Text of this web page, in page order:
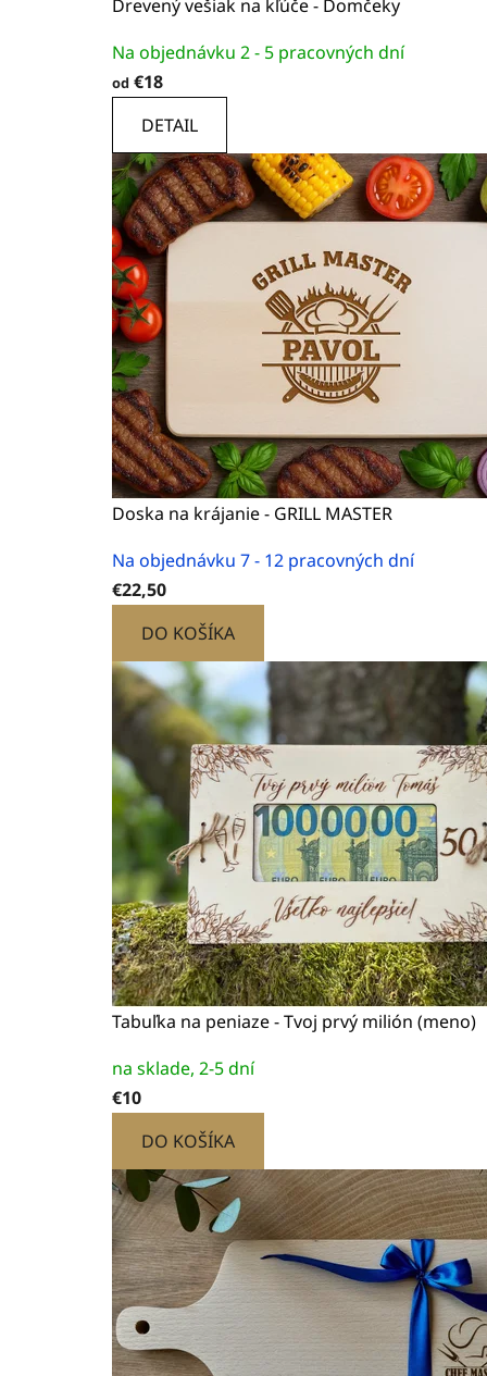
Drevený vešiak na kľúče - Domčeky
hodnotenie
produktu
5,0
z
5
hviezdičiek.
Na objednávku 2 - 5 pracovných dní
od €18
DETAIL
Doska na krájanie - GRILL MASTER
Na objednávku 7 - 12 pracovných dní
€22,50
DO KOŠÍKA
Tabuľka na peniaze - Tvoj prvý milión (meno)
hodnotenie
produktu
5,0
z
5
hviezdičiek.
na sklade, 2-5 dní
€10
DO KOŠÍKA